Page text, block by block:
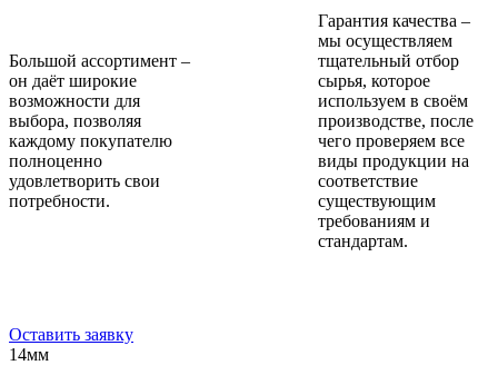
Большой ассортимент –
он даёт широкие
возможности для
выбора, позволяя
каждому покупателю
полноценно
удовлетворить свои
потребности.
Гарантия качества –
мы осуществляем
тщательный отбор
сырья, которое
используем в своём
производстве, после
чего проверяем все
виды продукции на
соответствие
существующим
требованиям и
стандартам.
Оставить заявку
14мм